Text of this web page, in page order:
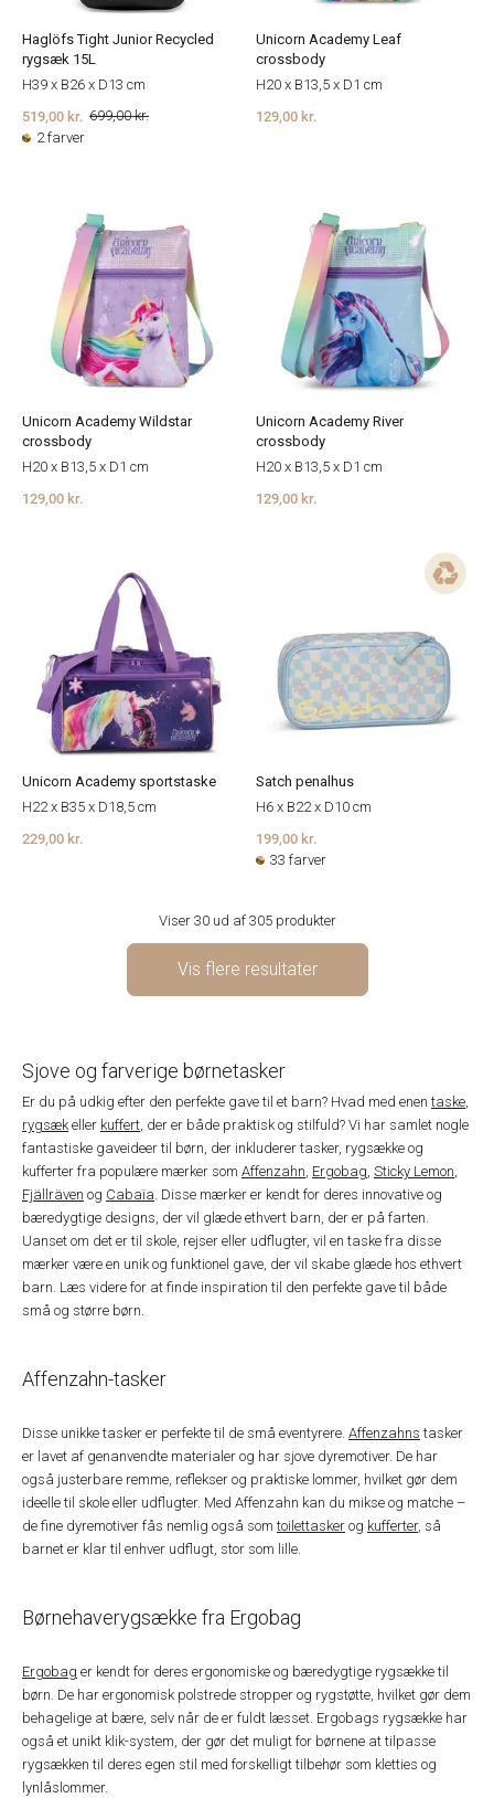
Haglöfs Tight Junior Recycled
rygsæk 15L
H39 x B26 x D13 cm
699,00 kr.
519,00 kr.
2 farver
Unicorn Academy Leaf
crossbody
H20 x B13,5 x D1 cm
129,00 kr.
Unicorn Academy Wildstar
crossbody
H20 x B13,5 x D1 cm
129,00 kr.
Unicorn Academy River
crossbody
H20 x B13,5 x D1 cm
129,00 kr.
Unicorn Academy sportstaske
H22 x B35 x D18,5 cm
229,00 kr.
Satch penalhus
H6 x B22 x D10 cm
199,00 kr.
33 farver
Viser 30 ud af 305 produkter
Vis flere resultater
Sjove og farverige børnetasker
Er du på udkig efter den perfekte gave til et barn? Hvad med enentaske,
rygsækeller kuffert, der er både praktisk og stilfuld? Vi har samlet nogle
fantastiske gaveideer til børn, der inkluderer tasker, rygsække og
kufferter fra populære mærker som Affenzahn, Ergobag, Sticky Lemon,
Fjällräven og Cabaïa. Disse mærker er kendt for deres innovative og
bæredygtige designs, der vil glæde ethvert barn, der er på farten.
Uanset om det er til skole, rejser eller udflugter, vil en taske fra disse
mærker være en unik og funktionel gave, der vil skabe glæde hos ethvert
barn. Læs videre for at finde inspiration til den perfekte gave til både
små og større børn.
Affenzahn-tasker
Disse unikke tasker er perfekte til de små eventyrere. Affenzahns tasker
er lavet af genanvendte materialer og har sjove dyremotiver. De har
også justerbare remme, reflekser og praktiske lommer, hvilket gør dem
ideelle til skole eller udflugter. Med Affenzahn kan du mikse og matche –
de fine dyremotiver fås nemlig også somtoilettasker og kufferter, så
barnet er klar til enhver udflugt, stor som lille.
Børnehaverygsække fra Ergobag
Ergobag er kendt for deres ergonomiske og bæredygtige rygsække til
børn. De har ergonomisk polstrede stropper og rygstøtte, hvilket gør dem
behagelige at bære, selv når de er fuldt læsset. Ergobags rygsække har
også et unikt klik-system, der gør det muligt for børnene at tilpasse
rygsækken til deres egen stil med forskelligt tilbehør som kletties og
lynlåslommer.